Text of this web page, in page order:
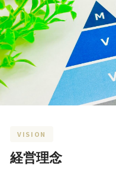
VISION
経営理念